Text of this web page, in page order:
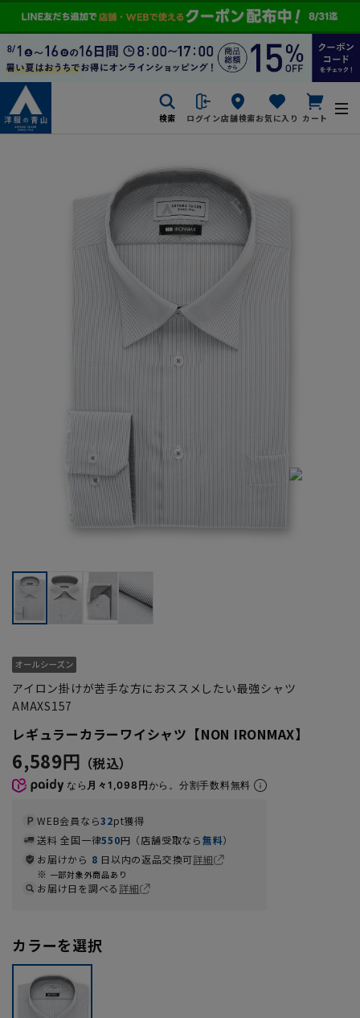
検索 ログイン店舗検索お気に入り カート
アイロン掛けが苦手な方におススメしたい最強シャツ
AMAXS157
レギュラーカラーワイシャツ【NON IRONMAX】
6,589円
なら 月々1,098円から。分割手数料無料
WEB会員なら32pt獲得
送料 全国一律550円（店舗受取なら無料）
お届けから 8 日以内の返品交換可詳細
一部対象外商品あり
お届け日を調べる詳細
カラーを選択